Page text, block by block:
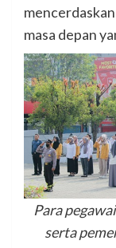
masa depan
Para
serta